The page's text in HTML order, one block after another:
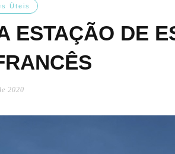
Úteis
ESTAÇÃO DE
2020